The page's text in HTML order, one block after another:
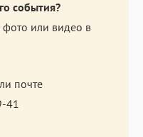
события?
фото или видео в
почте
41